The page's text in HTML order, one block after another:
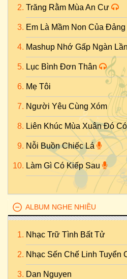
Trăng Rằm Mùa An Cư
Em Là Mầm Non Của Đảng
Mashup Nhớ Gấp Ngàn
Lục Bình Đơn Thân
Mẹ Tôi
Người Yêu Cùng Xóm
Liên Khúc Mùa Xuân Đó
Nỗi Buồn Chiếc Lá
Làm Gì Có Kiếp Sau
ALBUM NGHE NHIỀU
Nhạc Trữ Tình Bất Tử
Nhạc Sến Chế Linh Tuyển
Dan Nguyen